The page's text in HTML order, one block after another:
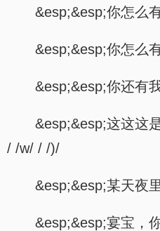
&esp;&esp;你怎么
&esp;&esp;你怎么
&esp;&esp;你还有
&esp;&esp;这这这
/ /w/ / /)/
&esp;&esp;某天夜里
&esp;&esp;宴宝，